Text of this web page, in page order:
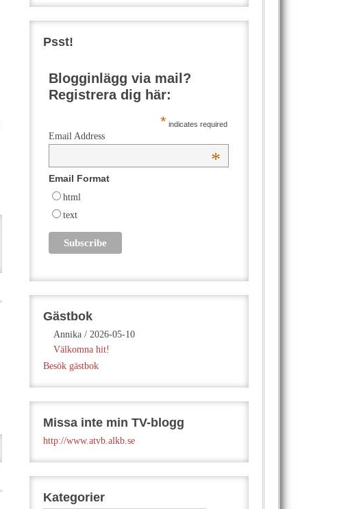
Psst!
Blogginlägg via mail?
Registrera dig här:
* indicates required
Email Address
*
Email Format
html
text
Gästbok
Annika / 2026-05-10
Välkomna hit!
Besök gästbok
Missa inte min TV-blogg
http://www.atvb.alkb.se
Kategorier